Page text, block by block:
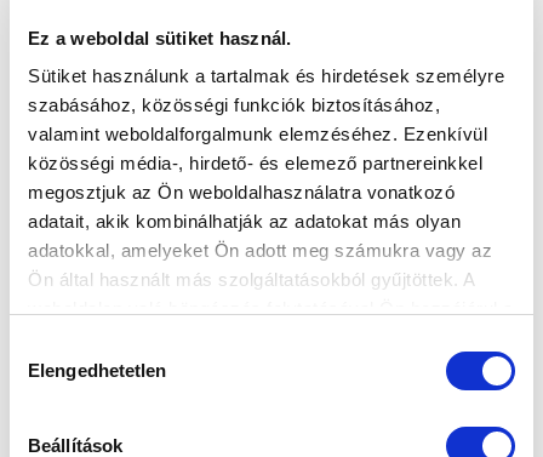
Ez a weboldal sütiket használ.
Sütiket használunk a tartalmak és hirdetések személyre
szabásához, közösségi funkciók biztosításához,
valamint weboldalforgalmunk elemzéséhez. Ezenkívül
közösségi média-, hirdető- és elemező partnereinkkel
megosztjuk az Ön weboldalhasználatra vonatkozó
adatait, akik kombinálhatják az adatokat más olyan
adatokkal, amelyeket Ön adott meg számukra vagy az
Ön által használt más szolgáltatásokból gyűjtöttek. A
kiválasztása
Elengedhetetlen
Beállítások
KÖVETKEZŐ MÉRKŐZÉS
2026-08-09 17:30
SÁNDOR KÁROLY LABDARÚGÓ AKADÉMIA
MTK BUDAPEST II